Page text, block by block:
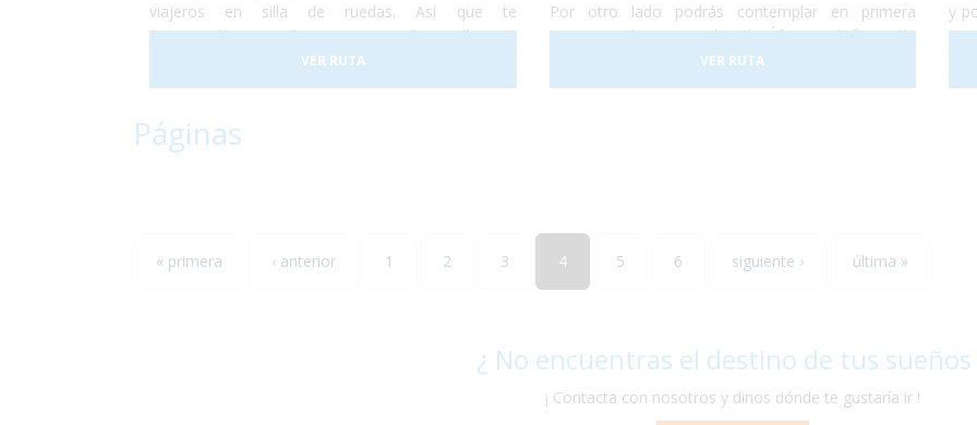
viajeros en silla de ruedas. Así que te
recomendamos realizar este viaje de 11 días por
dos ciudades realmente hermosas. No lo dudes
más y vete a conocer las principales ciudades
preocúpate por disfrutar al máximo de tus
vacaciones que nosotros nos encargamos del
VER RUTA
Por otro lado podrás contemplar en primera
persona a los 5 grandes de África y disfrutar de
paisajes espectaculares. ¡No lo dudes más y
atrévete a descubrir Kenia! Es un viaje que te
VER RUTA
y
Páginas
« primera ‹ anterior 1 2 3 4 5 6 siguiente › última »
¿ No encuentras el destino de tus sueños
¡ Contacta con nosotros y dinos dónde te gustaría ir !